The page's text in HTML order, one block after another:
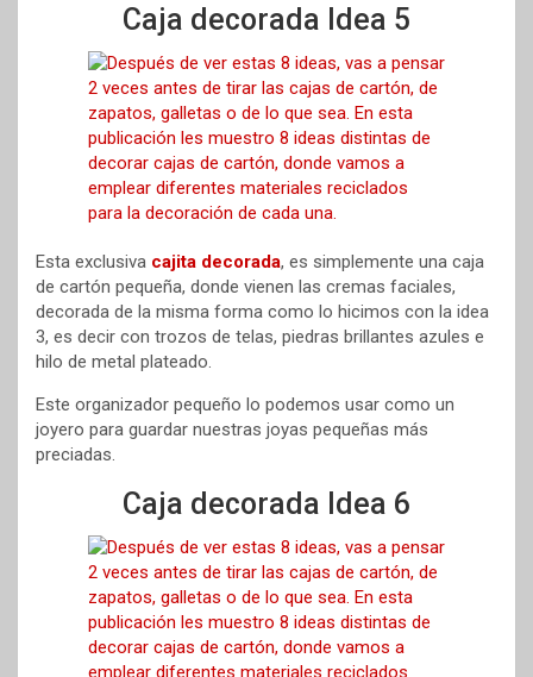
Caja decorada Idea 5
Esta exclusiva cajita decorada, es simplemente una caja
de cartón pequeña, donde vienen las cremas faciales,
decorada de la misma forma como lo hicimos con la idea
3, es decir con trozos de telas, piedras brillantes azules e
hilo de metal plateado.
Este organizador pequeño lo podemos usar como un
joyero para guardar nuestras joyas pequeñas más
preciadas.
Caja decorada Idea 6